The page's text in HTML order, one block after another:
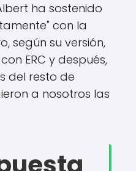
ha sostenido
con la
según su versión,
ERC y después,
del resto de
a nosotros las